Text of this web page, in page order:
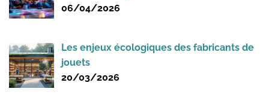
06/04/2026
Les enjeux écologiques des fabricants de
jouets
20/03/2026